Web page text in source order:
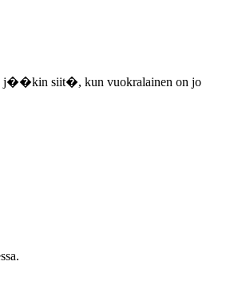
j��kin siit�, kun vuokralainen on jo